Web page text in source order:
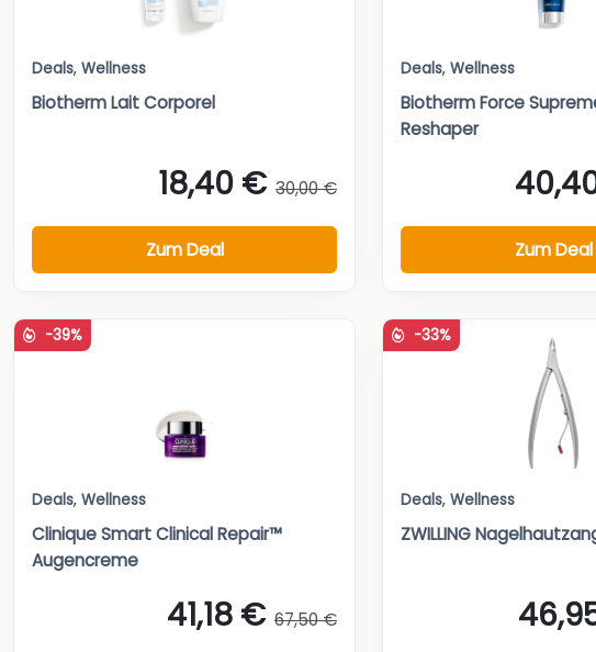
Deals, Wellness
Biotherm Lait Corporel
18,40 € 30,00 €
Zum Deal
Deals, Wellness
Biotherm Force
Reshaper
Zum Deal
-39%
Deals, Wellness
Clinique Smart Clinical Repair™
Augencreme
41,18 € 67,50 €
-33%
Deals, Wellness
ZWILLING